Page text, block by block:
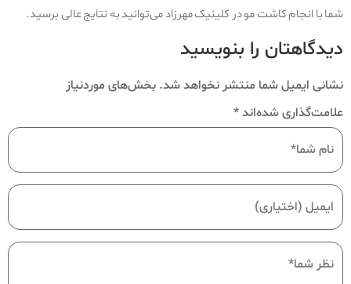
شما با انجام کاشت مو در کلینیک مهرزاد می‌توانید به نتایج عالی برسید.
دیدگاهتان را بنویسید
نشانی ایمیل شما منتشر نخواهد شد. بخش‌های موردنیاز
علامت‌گذاری شده‌اند*